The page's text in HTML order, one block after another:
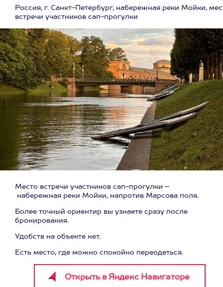
Россия, г. Санкт-Петербург, набережная реки Мойки,
встречи участников сап-прогулки
Место встречи участников сап-прогулки –
набережная реки Мойки, напротив Марсова поля.
Более точный ориентир вы узнаете сразу после
бронирования.
Удобств на объекте нет.
Есть место, где можно спокойно переодеться.